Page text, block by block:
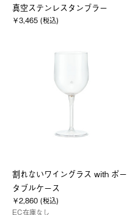
真空ステンレスタンブラー
￥3,465 (税込)
割れないワイングラス with ポー
タブルケース
￥2,860 (税込)
EC在庫なし